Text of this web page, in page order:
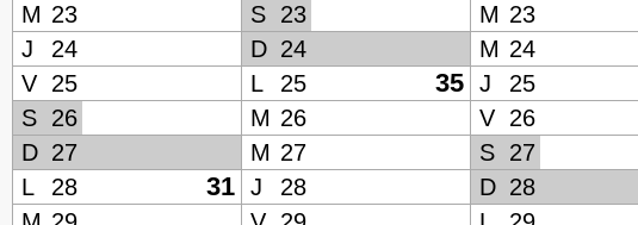
M 23 S 23 M 23
J
24 D 24 M 24
V
25 L 25 35 J 25
S 26 M 26 V 26
D 27 M 27 S 27
L
28 31 J 28 D 28